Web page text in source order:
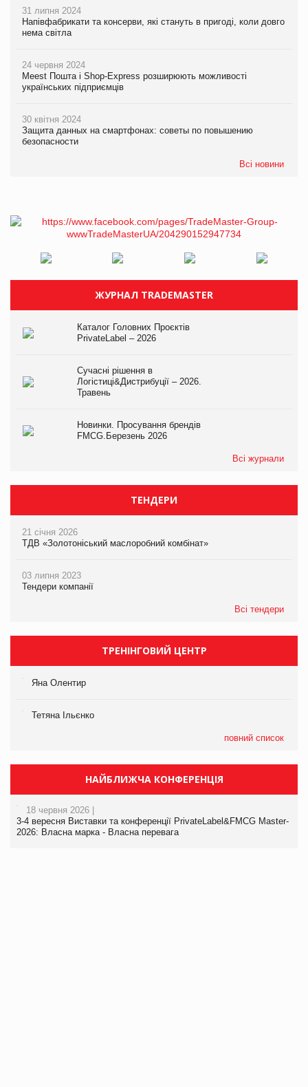
31 липня 2024
Напівфабрикати та консерви, які стануть в пригоді, коли довго
нема світла
24 червня 2024
Meest Пошта і Shop-Express розширюють можливості
українських підприємців
30 квітня 2024
Защита данных на смартфонах: советы по повышению
безопасности
Всі новини
ЖУРНАЛ TRADEMASTER
Каталог Головних Проєктів
PrivateLabel – 2026
Сучасні рішення в
Логістиці&Дистрибуції – 2026.
Травень
Новинки. Просування брендів
FMCG.Березень 2026
Всі журнали
ТЕНДЕРИ
21 січня 2026
ТДВ «Золотоніський маслоробний комбінат»
03 липня 2023
Тендери компанії
Всі тендери
ТРЕНІНГОВИЙ ЦЕНТР
Яна Олентир
Тетяна Ільєнко
повний список
НАЙБЛИЖЧА КОНФЕРЕНЦІЯ
18 червня 2026 |
3-4 вересня Виставки та конференції PrivateLabel&FMCG Master-
2026: Власна марка - Власна перевага